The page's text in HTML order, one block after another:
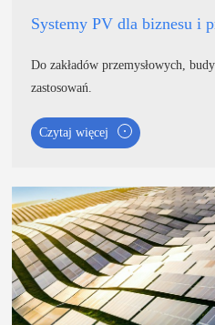
Systemy PV dla biznesu i
Do zakładów przemysłowych,
zastosowań.
Czytaj więcej